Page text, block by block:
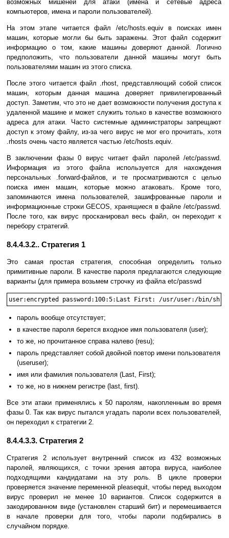
возможных мишеней для атаки (имена и сетевые адреса
компьютеров, имена и пароли пользователей).
На этом этапе читается файл /etc/hosts.equiv в поисках имен
машин, которые могли бы быть заражены. Этот файл содержит
информацию о том, какие машины доверяют данной. Логично
предположить, что пользователи данной машины могут быть
пользователями машин из этого списка.
После этого читается файл .rhost, представляющий собой список
машин, которым данная машина доверяет привилегированный
доступ. Заметим, что это не дает возможности получения доступа к
удаленной машине и может служить только в качестве возможного
адреса для атаки. Часто системные администраторы запрещают
доступ к этому файлу, из-за чего вирус не мог его прочитать, хотя
.rhosts очень часто является частью /etс/hosts.equiv.
В заключении фазы 0 вирус читает файл паролей /etc/passwd.
Информация из этого файла используется для нахождения
персональных .forward-файлов, и те просматриваются с целью
поиска имен машин, которые можно атаковать. Кроме того,
запоминаются имена пользователей, зашифрованные пароли и
информационные строки GECOS, хранящиеся в файле /etc/passwd.
После того, как вирус просканировал весь файл, он переходит к
перебору стратегий.
8.4.4.3.2.. Стратегия 1
Это самая простая стратегия, способная определить только
примитивные пароли. В качестве пароля предлагаются следующие
варианты (для примера возьмем строчку из файла etc/passwd
user:encrypted password:100:5:Last First: /usr/user:/bin/sh
пароль вообще отсутствует;
в качестве пароля берется входное имя пользователя (user);
то же, но прочитанное справа налево (resu);
пароль представляет собой двойной повтор имени пользователя
(useruser);
имя или фамилия пользователя (Last, First);
то же, но в нижнем регистре (last, first).
Все эти атаки применялись к 50 паролям, накопленным во время
фазы 0. Так как вирус пытался угадать пароли всех пользователей,
он переходил к стратегии 2.
8.4.4.3.3. Стратегия 2
Стратегия 2 использует внутренний список из 432 возможных
паролей, являющихся, с точки зрения автора вируса, наиболее
подходящими кандидатами на эту роль. В цикле проверки
проверяется значение переменной pleasequit, чтобы перед выходом
вирус проверил не менее 10 вариантов. Список содержится в
закодированном виде (установлен старший бит) и перемешивается
в начале проверки для того, чтобы пароли подбирались в
случайном порядке.